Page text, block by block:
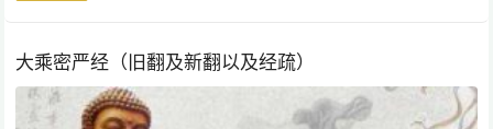
大乘密严经（旧翻及新翻以及经疏）